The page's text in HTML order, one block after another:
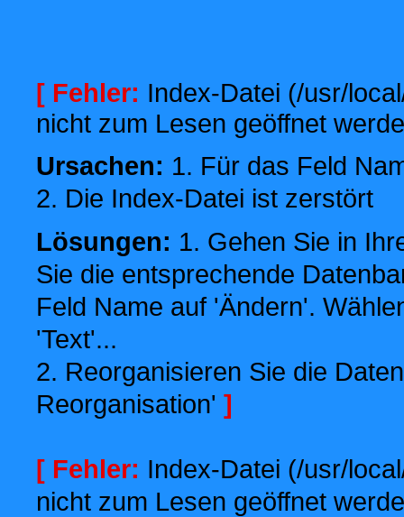
[ Fehler: Index-Datei (/usr/
nicht zum Lesen geöffnet
Ursachen: 1. Für das Feld
2. Die Index-Datei ist zerstört
Lösungen: 1. Gehen Sie in
Sie die entsprechende
Feld Name auf 'Ändern'.
'Text'...
2. Reorganisieren Sie die
Reorganisation' ]
[ Fehler: Index-Datei (/usr/
nicht zum Lesen geöffnet